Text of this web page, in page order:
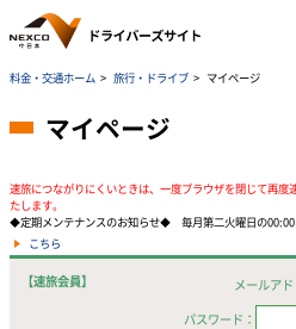
料金・交通ホーム > 旅行・ドライブ > マイページ
マイページ
速旅につながりにくいときは、一度ブラウザを閉じて再
たします。
◆定期メンテナンスのお知らせ◆ 毎月第二火曜日の
こちら
【速旅会員】
メールアド
パスワード：